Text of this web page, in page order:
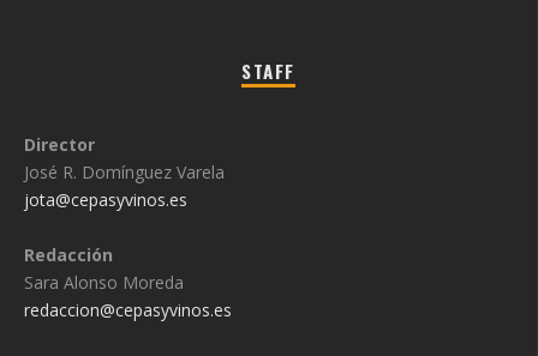
STAFF
Director
José R. Domínguez Varela
jota@cepasyvinos.es
Redacción
Sara Alonso Moreda
redaccion@cepasyvinos.es